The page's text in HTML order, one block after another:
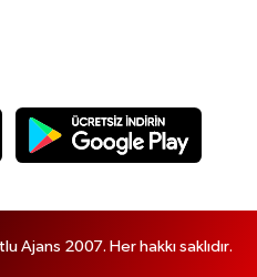
Ajans 2007. Her hakkı saklıdır.